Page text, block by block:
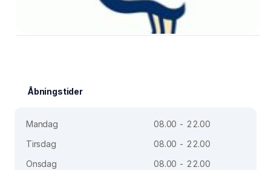
Åbningstider
Mandag
08.00 - 22.00
Tirsdag
08.00 - 22.00
Onsdag
08.00 - 22.00